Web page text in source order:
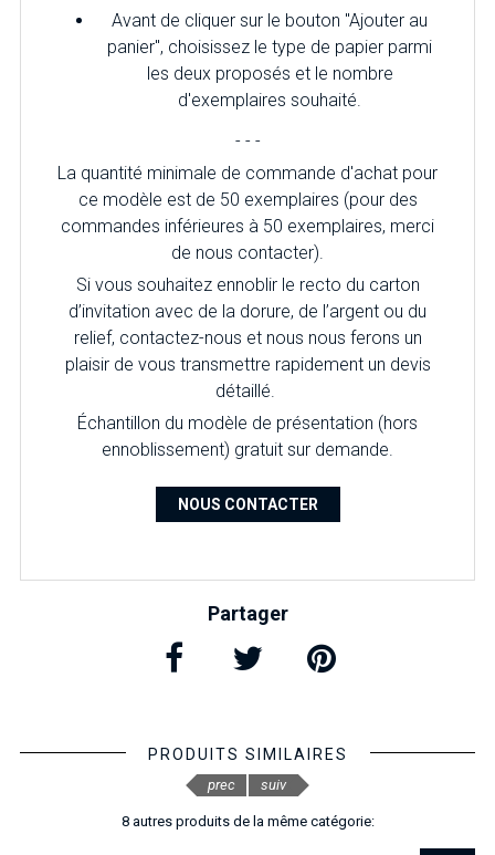
Avant de cliquer sur le bouton "Ajouter au
panier", choisissez le type de papier parmi
les deux proposés et le nombre
d'exemplaires souhaité.
- - -
La quantité minimale de commande d'achat pour
ce modèle est de 50 exemplaires (pour des
commandes inférieures à 50 exemplaires, merci
de nous contacter).
Si vous souhaitez ennoblir le recto du carton
d’invitation avec de la dorure, de l’argent ou du
relief, contactez-nous et nous nous ferons un
plaisir de vous transmettre rapidement un devis
détaillé.
Échantillon du modèle de présentation (hors
ennoblissement) gratuit sur demande.
NOUS CONTACTER
Partager
PRODUITS SIMILAIRES
8 autres produits de la même catégorie:
prec suiv